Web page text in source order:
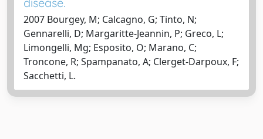
2007 Bourgey, M; Calcagno, G; Tinto, N;
Gennarelli, D; Margaritte-Jeannin, P; Greco, L;
Limongelli, Mg; Esposito, O; Marano, C;
Troncone, R; Spampanato, A; Clerget-Darpoux, F;
Sacchetti, L.